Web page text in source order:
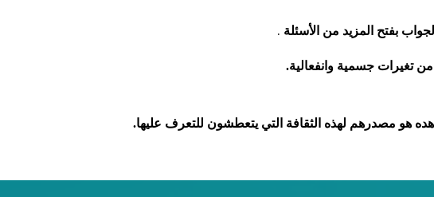
بفتح المزيد من الأسئلة .
من تغيرات جسمية وانفعالية.
هو مصدرهم لهذه الثقافة التي يتعطشون للتعرف عليها.